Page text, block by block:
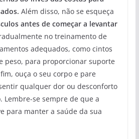
Além disso, não se esqueça
antes de começar a levantar
no treinamento de
adequados, como cintos
peso, para proporcionar suporte
ouça o seu corpo e pare
qualquer dor ou desconforto
Lembre-se sempre de que a
para manter a saúde da sua